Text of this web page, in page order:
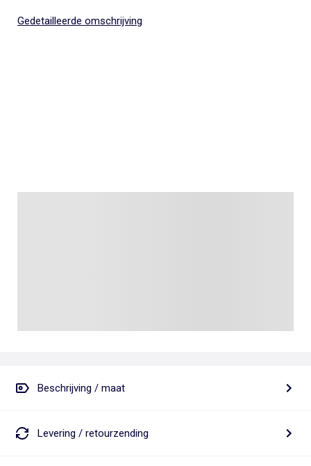
Gedetailleerde omschrijving
Beschrijving / maat
Levering / retourzending